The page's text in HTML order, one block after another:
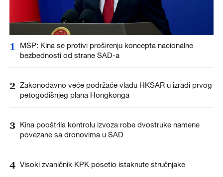
1
MSP: Kina se protivi proširenju koncepta nacionalne
bezbednosti od strane SAD-a
2 Zakonodavno veće podržaće vladu HKSAR u izradi prvog
petogodišnjeg plana Hongkonga
3 Kina pooštrila kontrolu izvoza robe dvostruke namene
povezane sa dronovima u SAD
4 Visoki zvaničnik KPK posetio istaknute stručnjake